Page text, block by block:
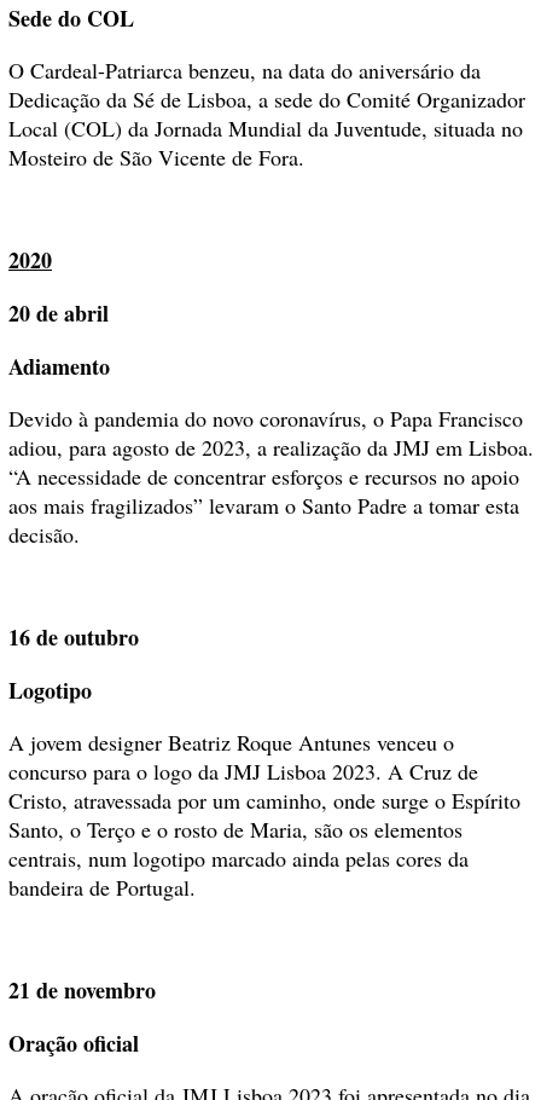
Sede do COL
O Cardeal-Patriarca benzeu, na data do aniversário da
Dedicação da Sé de Lisboa, a sede do Comité Organizador
Local (COL) da Jornada Mundial da Juventude, situada no
Mosteiro de São Vicente de Fora.
2020
20 de abril
Adiamento
Devido à pandemia do novo coronavírus, o Papa Francisco
adiou, para agosto de 2023, a realização da JMJ em Lisboa.
“A necessidade de concentrar esforços e recursos no apoio
aos mais fragilizados” levaram o Santo Padre a tomar esta
decisão.
16 de outubro
Logotipo
A jovem designer Beatriz Roque Antunes venceu o
concurso para o logo da JMJ Lisboa 2023. A Cruz de
Cristo, atravessada por um caminho, onde surge o Espírito
Santo, o Terço e o rosto de Maria, são os elementos
centrais, num logotipo marcado ainda pelas cores da
bandeira de Portugal.
21 de novembro
Oração oficial